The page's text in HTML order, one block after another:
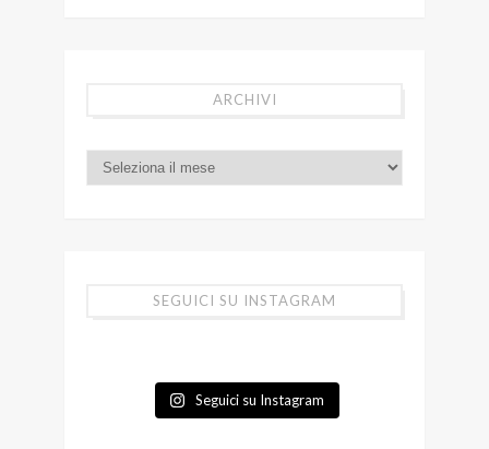
ARCHIVI
SEGUICI SU INSTAGRAM
Seguici su Instagram